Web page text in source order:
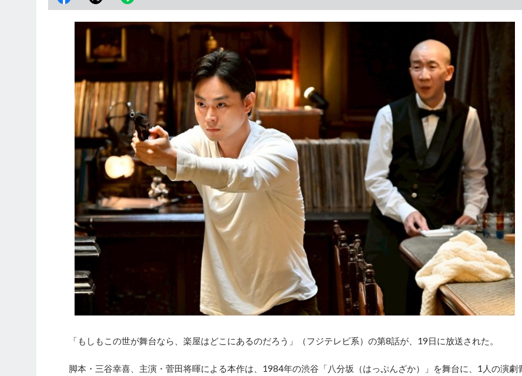
「もしもこの世が舞台なら、楽屋はどこにあるのだろう」（フジテレビ系）の第8話が、19日に放送された。
脚本・三谷幸喜、主演・菅田将暉による本作は、1984年の渋谷「八分坂（はっぷんざか）」を舞台に、1人の演劇